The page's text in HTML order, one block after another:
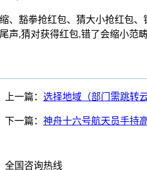
拳抢红包、猜大小抢红包、
声,猜对获得红包,错了会缩小范畴
上一篇： 选择地域（部门需跳转
下一篇： 神舟十六号航天员手持
全国咨询热线